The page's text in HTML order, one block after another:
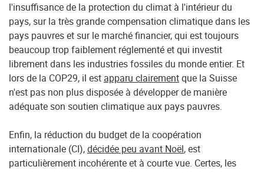
l'insuffisance de la protection du climat à l'intérieur du
pays, sur la très grande compensation climatique dans les
pays pauvres et sur le marché financier, qui est toujours
beaucoup trop faiblement réglementé et qui investit
librement dans les industries fossiles du monde entier. Et
lors de la COP29, il est apparu clairementque la Suisse
n'est pas non plus disposée à développer de manière
adéquate son soutien climatique aux pays pauvres.
Enfin, la réduction du budget de la coopération
internationale (CI),décidée peu avant Noël, est
particulièrement incohérente et à courte vue. Certes, les